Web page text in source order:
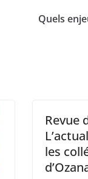
Quels
Revue
les